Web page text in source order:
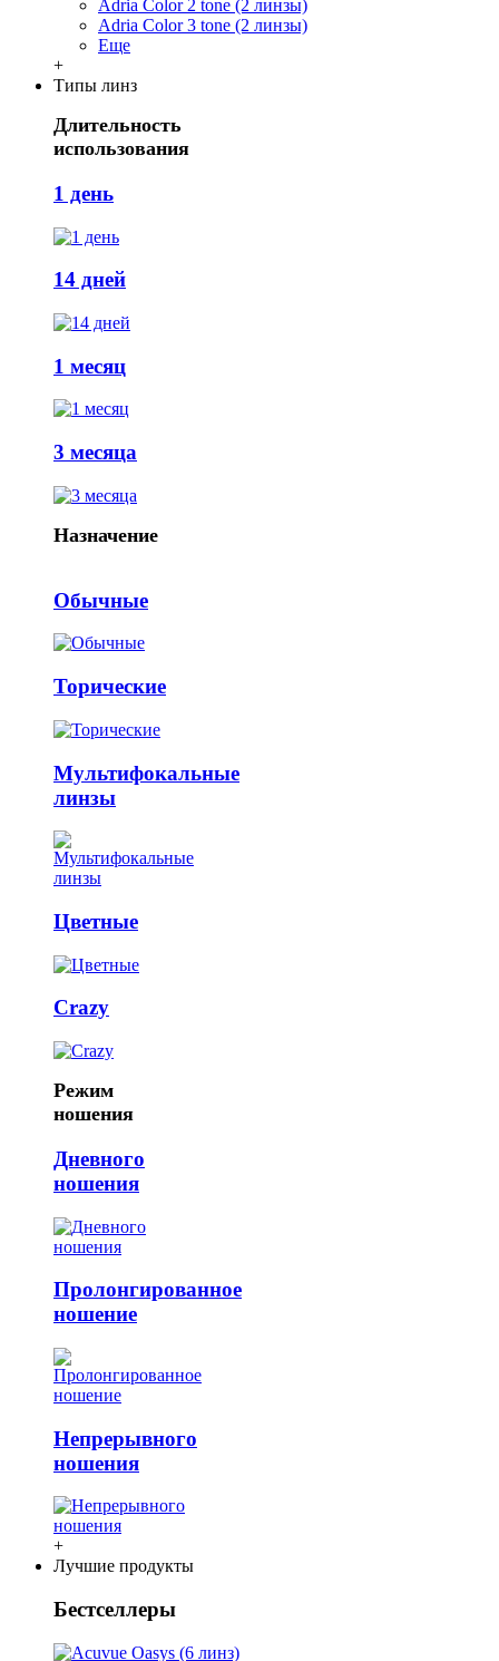
Adria Сolor 2 tone (2 линзы)
Adria Сolor 3 tone (2 линзы)
Еще
+
Типы линз
Длительность
использования
1 день
14 дней
1 месяц
3 месяца
Назначение
Обычные
Торические
Мультифокальные
линзы
Цветные
Crazy
Режим
ношения
Дневного
ношения
Пролонгированное
ношение
Непрерывного
ношения
+
Лучшие продукты
Бестселлеры